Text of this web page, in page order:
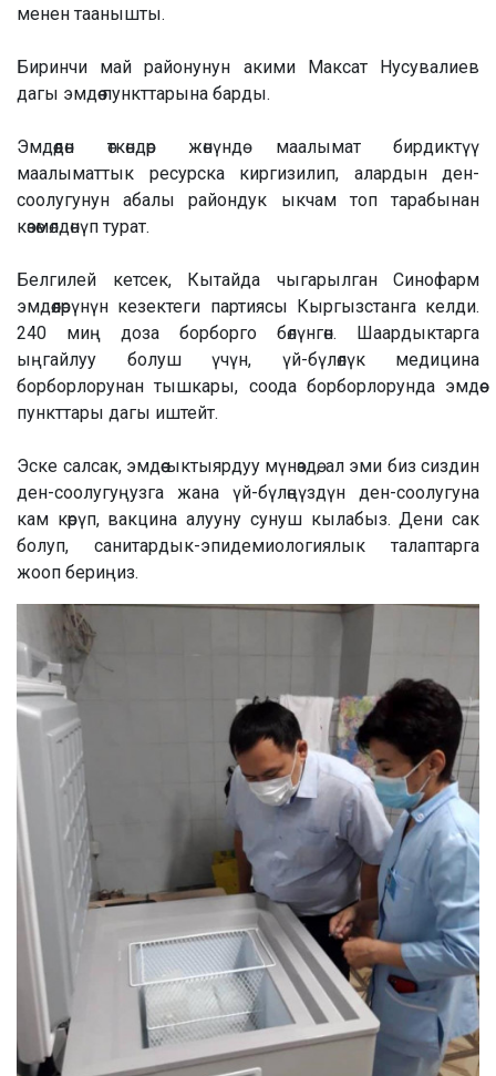
менен таанышты.
Биринчи май районунун акими Максат Нусувалиев
дагы эмдөө пункттарына барды.
Эмдөөдөн өткөндөр жөнүндө маалымат бирдиктүү
маалыматтык ресурска киргизилип, алардын ден-
соолугунун абалы райондук ыкчам топ тарабынан
көзөмөлдөнүп турат.
Белгилей кетсек, Кытайда чыгарылган Синофарм
эмдөөлөрүнүн кезектеги партиясы Кыргызстанга келди.
240 миң доза борборго бөлүнгөн. Шаардыктарга
ыңгайлуу болуш үчүн, үй-бүлөлүк медицина
борборлорунан тышкары, соода борборлорунда эмдөө
пункттары дагы иштейт.
Эске салсак, эмдөө ыктыярдуу мүнөздө, ал эми биз сиздин
ден-соолугуңузга жана үй-бүлөңүздүн ден-соолугуна
кам көрүп, вакцина алууну сунуш кылабыз. Дени сак
болуп, санитардык-эпидемиологиялык талаптарга
жооп бериңиз.